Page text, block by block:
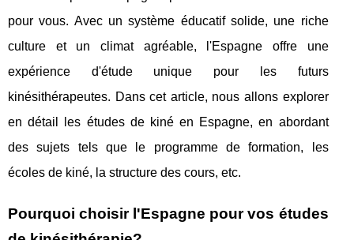
pour vous. Avec un système éducatif solide, une riche
culture et un climat agréable, l'Espagne offre une
expérience d'étude unique pour les futurs
kinésithérapeutes. Dans cet article, nous allons explorer
en détail les études de kiné en Espagne, en abordant
des sujets tels que le programme de formation, les
écoles de kiné, la structure des cours, etc.
Pourquoi choisir l'Espagne pour vos études